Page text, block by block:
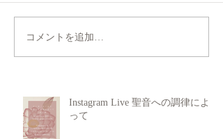
コメントを追加…
Instagram Live 聖音への調律によ
って